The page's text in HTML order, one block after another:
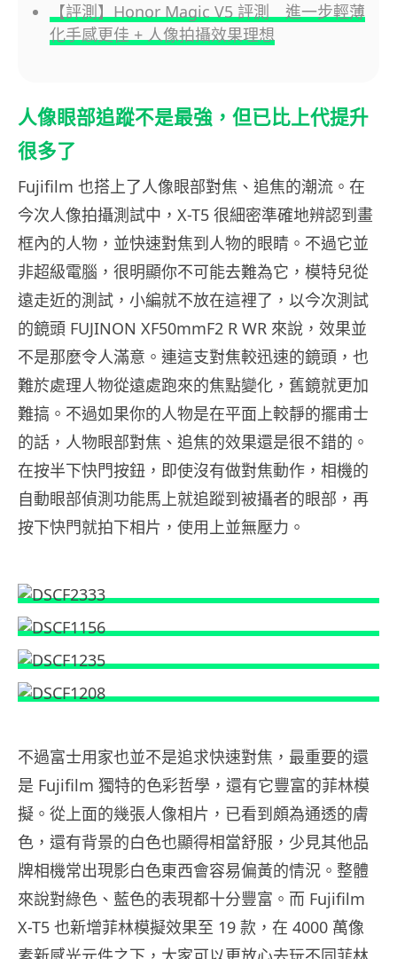
【評測】Honor Magic V5 評測 進一步輕薄
化手感更佳 + 人像拍攝效果理想
人像眼部追蹤不是最強，但已比上代提升
很多了
Fujifilm 也搭上了人像眼部對焦、追焦的潮流。在
今次人像拍攝測試中，X-T5 很細密準確地辨認到畫
框內的人物，並快速對焦到人物的眼睛。不過它並
非超級電腦，很明顯你不可能去難為它，模特兒從
遠走近的測試，小編就不放在這裡了，以今次測試
的鏡頭 FUJINON XF50mmF2 R WR 來說，效果並
不是那麼令人滿意。連這支對焦較迅速的鏡頭，也
難於處理人物從遠處跑來的焦點變化，舊鏡就更加
難搞。不過如果你的人物是在平面上較靜的擺甫士
的話，人物眼部對焦、追焦的效果還是很不錯的。
在按半下快門按鈕，即使沒有做對焦動作，相機的
自動眼部偵測功能馬上就追蹤到被攝者的眼部，再
按下快門就拍下相片，使用上並無壓力。
不過富士用家也並不是追求快速對焦，最重要的還
是 Fujifilm 獨特的色彩哲學，還有它豐富的菲林模
擬。從上面的幾張人像相片，已看到頗為通透的膚
色，還有背景的白色也顯得相當舒服，少見其他品
牌相機常出現影白色東西會容易偏黃的情況。整體
來說對綠色、藍色的表現都十分豐富。而 Fujifilm
X-T5 也新增菲林模擬效果至 19 款，在 4000 萬像